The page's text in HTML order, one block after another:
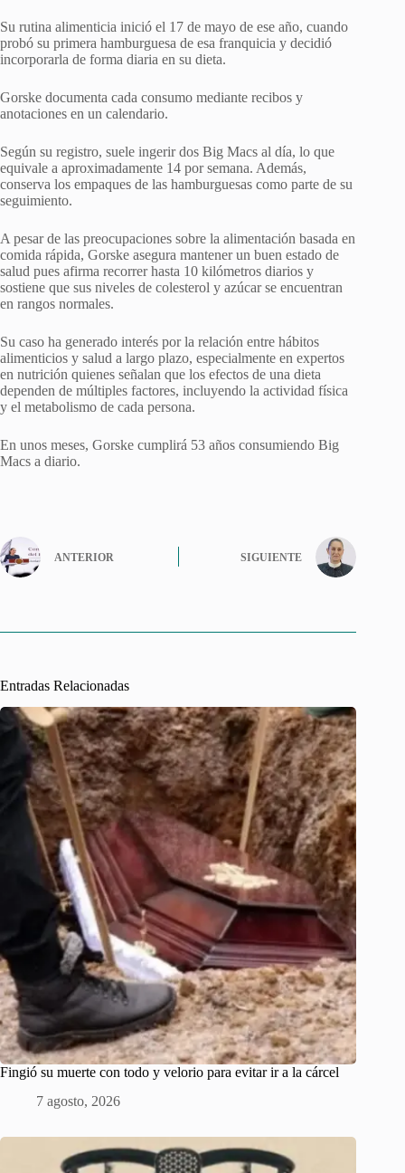
Su rutina alimenticia inició el 17 de mayo de ese año, cuando
probó su primera hamburguesa de esa franquicia y decidió
incorporarla de forma diaria en su dieta.
Gorske documenta cada consumo mediante recibos y
anotaciones en un calendario.
Según su registro, suele ingerir dos Big Macs al día, lo que
equivale a aproximadamente 14 por semana. Además,
conserva los empaques de las hamburguesas como parte de su
seguimiento.
A pesar de las preocupaciones sobre la alimentación basada en
comida rápida, Gorske asegura mantener un buen estado de
salud pues afirma recorrer hasta 10 kilómetros diarios y
sostiene que sus niveles de colesterol y azúcar se encuentran
en rangos normales.
Su caso ha generado interés por la relación entre hábitos
alimenticios y salud a largo plazo, especialmente en expertos
en nutrición quienes señalan que los efectos de una dieta
dependen de múltiples factores, incluyendo la actividad física
y el metabolismo de cada persona.
En unos meses, Gorske cumplirá 53 años consumiendo Big
Macs a diario.
ANTERIOR SIGUIENTE
Entradas Relacionadas
Fingió su muerte con todo y velorio para evitar ir a la cárcel
7 agosto, 2026